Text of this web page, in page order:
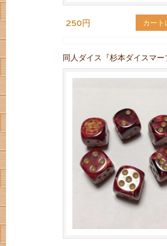
250円 カート
同人ダイス『杉本ダイスマー